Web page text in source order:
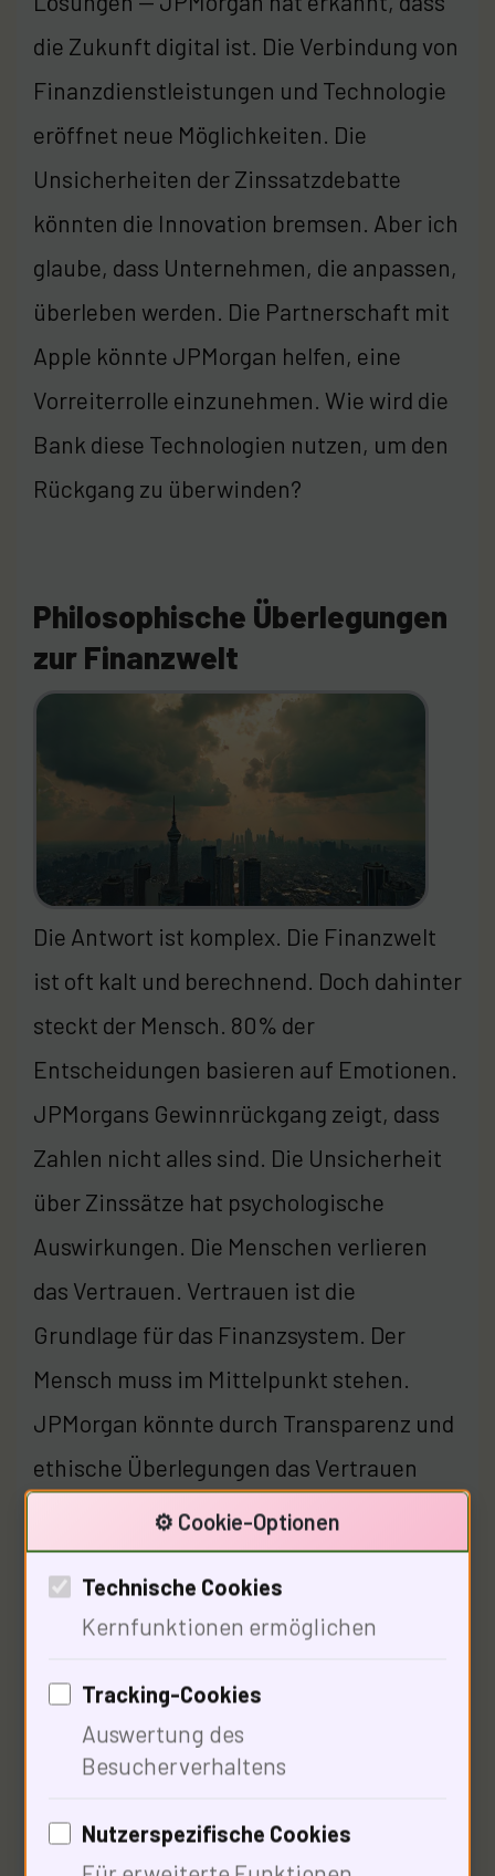
die Zukunft digital ist. Die Verbindung von
Finanzdienstleistungen und Technologie
eröffnet neue Möglichkeiten. Die
Unsicherheiten der Zinssatzdebatte
könnten die Innovation bremsen. Aber ich
glaube, dass Unternehmen, die anpassen,
überleben werden. Die Partnerschaft mit
Apple könnte JPMorgan helfen, eine
Vorreiterrolle einzunehmen. Wie wird die
Bank diese Technologien nutzen, um den
Rückgang zu überwinden?
Philosophische Überlegungen
zur Finanzwelt
Die Antwort ist komplex. Die Finanzwelt
ist oft kalt und berechnend. Doch dahinter
steckt der Mensch. 80% der
Entscheidungen basieren auf Emotionen.
JPMorgans Gewinnrückgang zeigt, dass
Zahlen nicht alles sind. Die Unsicherheit
über Zinssätze hat psychologische
Auswirkungen. Die Menschen verlieren
das Vertrauen. Vertrauen ist die
Grundlage für das Finanzsystem. Der
Mensch muss im Mittelpunkt stehen.
JPMorgan könnte durch Transparenz und
ethische Überlegungen das Vertrauen
zurückgewinnen. Welche
philosophischen Ansätze wird die Bank
verfolgen, um ihre Werte zu stärken?
Soziale Auswirkungen der
Kreditvergabe
⚙️ Cookie-Optionen
Technische Cookies
Kernfunktionen ermöglichen
Tracking-Cookies
Auswertung des
Besucherverhaltens
Nutzerspezifische Cookies